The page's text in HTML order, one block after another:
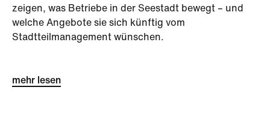
zeigen, was Betriebe in der Seestadt bewegt – und
welche Angebote sie sich künftig vom
Stadtteilmanagement wünschen.
mehr lesen